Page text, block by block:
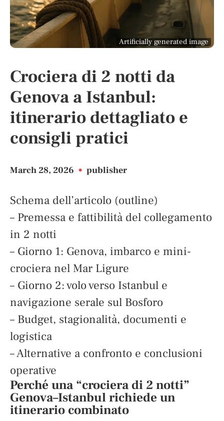
Artificially generated image
Crociera di 2 notti da
Genova a Istanbul:
itinerario dettagliato e
consigli pratici
March 28, 2026 • publisher
Schema dell’articolo (outline)
– Premessa e fattibilità del collegamento
in 2 notti
– Giorno 1: Genova, imbarco e mini-
crociera nel Mar Ligure
– Giorno 2: volo verso Istanbul e
navigazione serale sul Bosforo
– Budget, stagionalità, documenti e
logistica
– Alternative a confronto e conclusioni
operative
Perché una “crociera di 2 notti”
Genova–Istanbul richiede un
itinerario combinato